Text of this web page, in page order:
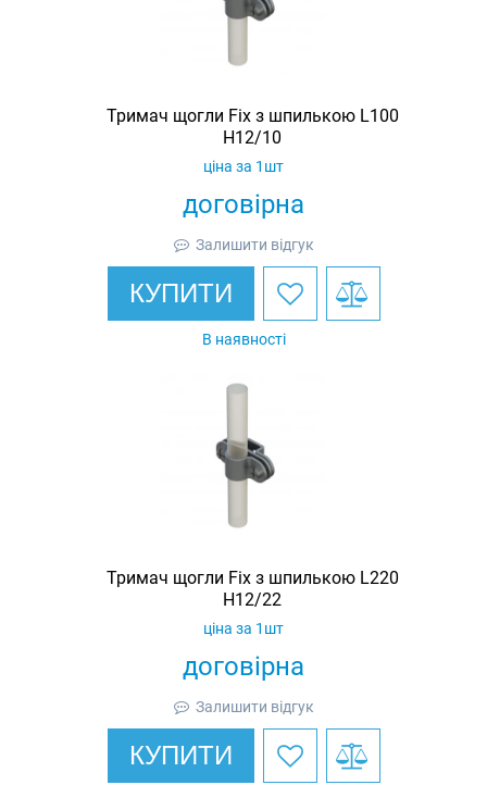
Тримач щогли Fix з шпилькою L100
H12/10
договірна
ціна за 1шт
Залишити відгук
КУПИТИ
В наявності
Тримач щогли Fix з шпилькою L220
H12/22
договірна
ціна за 1шт
Залишити відгук
КУПИТИ